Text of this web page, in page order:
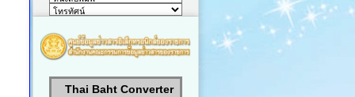
Thai Baht Converter